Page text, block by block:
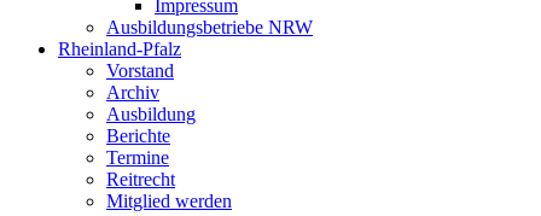
Impressum
Ausbildungsbetriebe NRW
Rheinland-Pfalz
Vorstand
Archiv
Ausbildung
Berichte
Termine
Reitrecht
Mitglied werden